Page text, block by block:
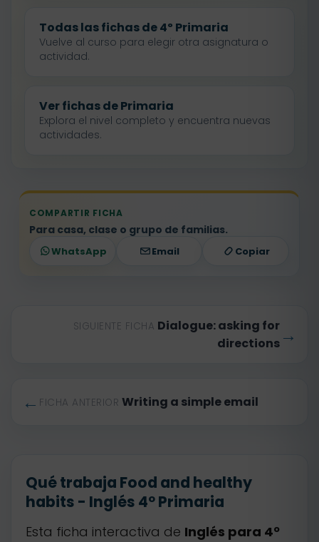
Todas las fichas de 4º Primaria
Vuelve al curso para elegir otra asignatura o
actividad.
Ver fichas de Primaria
Explora el nivel completo y encuentra nuevas
actividades.
COMPARTIR FICHA
Para casa, clase o grupo de familias.
WhatsApp Email Copiar
← FICHA ANTERIOR Writing a simple email
SIGUIENTE FICHA Dialogue: asking for
directions →
Qué trabaja Food and healthy
habits - Inglés 4º Primaria
Esta ficha interactiva de Inglés para 4º